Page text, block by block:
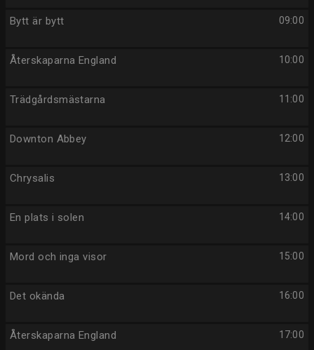
09:00
Bytt är bytt
10:00
Återskaparna England
11:00
Trädgårdsmästarna
12:00
Downton Abbey
13:00
Chrysalis
14:00
En plats i solen
15:00
Mord och inga visor
16:00
Det okända
17:00
Återskaparna England